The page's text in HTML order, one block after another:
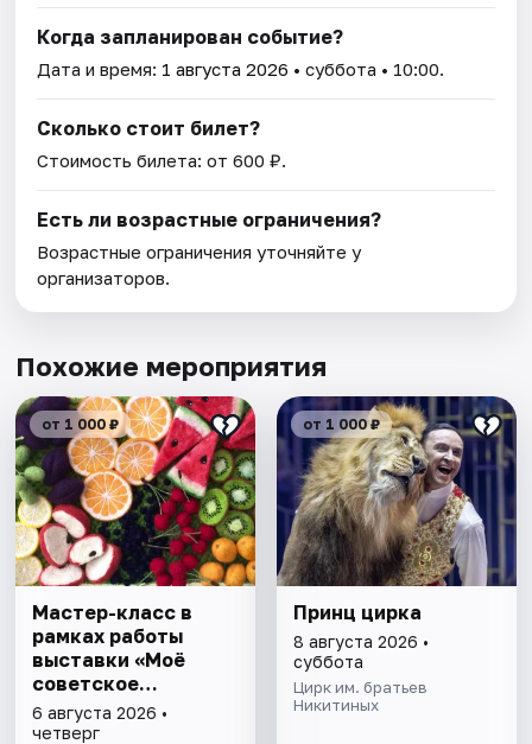
Когда запланирован событие?
Дата и время: 1 августа 2026 • суббота • 10:00.
Сколько стоит билет?
Стоимость билета: от 600 ₽.
Есть ли возрастные ограничения?
Возрастные ограничения уточняйте у
организаторов.
Похожие мероприятия
от 1 000 ₽
Мастер-класс в
рамках работы
выставки «Моё
советское
детство»
6 августа 2026 •
четверг
от 1 000 ₽
Принц цирка
8 августа 2026 •
суббота
Цирк им. братьев
Никитиных